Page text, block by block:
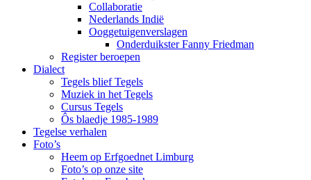
Collaboratie
Nederlands Indië
Ooggetuigenverslagen
Onderduikster Fanny Friedman
Register beroepen
Dialect
Tegels blief Tegels
Muziek in het Tegels
Cursus Tegels
Ôs blaedje 1985-1989
Tegelse verhalen
Foto’s
Heem op Erfgoednet Limburg
Foto’s op onze site